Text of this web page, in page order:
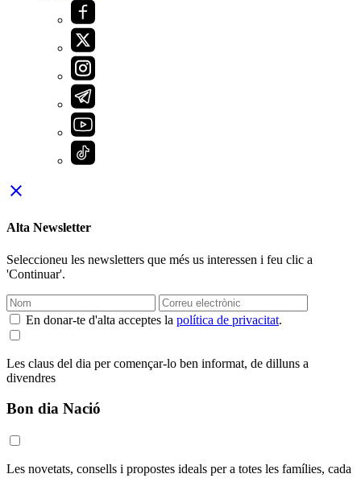
close
Alta Newsletter
Seleccioneu les newsletters que més us interessen i feu clic a
'Continuar'.
En donar-te d'alta acceptes la política de privacitat.
Les claus del dia per començar-lo ben informat, de dilluns a
divendres
Bon dia Nació
Les novetats, consells i propostes ideals per a totes les famílies, cada